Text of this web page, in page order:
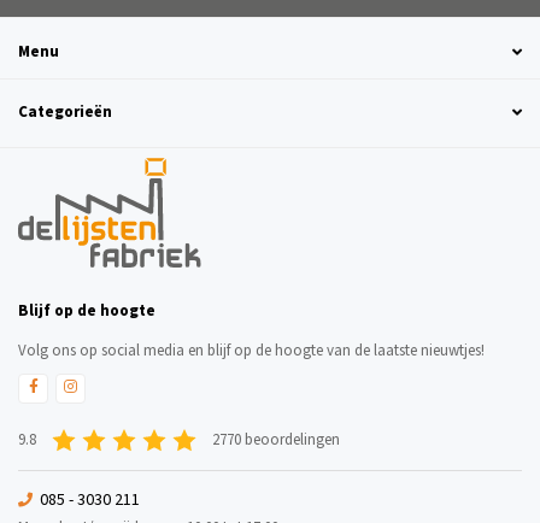
Menu
Categorieën
Blijf op de hoogte
Volg ons op social media en blijf op de hoogte van de laatste nieuwtjes!
9.8 2770 beoordelingen
085 - 3030 211